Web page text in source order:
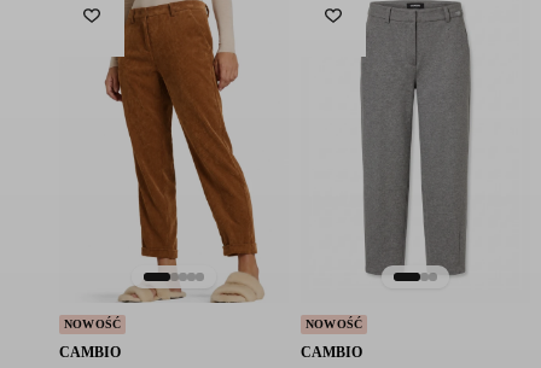
NOWOŚĆ
CAMBIO
NOWOŚĆ
CAMBIO